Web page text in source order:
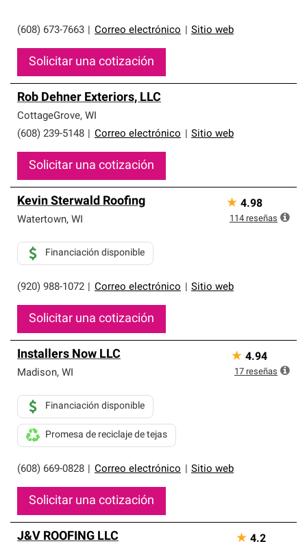
(608) 673-7663 Correo electrónico Sitio web
Solicitar una cotización
Rob Dehner Exteriors, LLC
CottageGrove, WI
(608) 239-5148
Correo electrónico Sitio web
Solicitar una cotización
Kevin Sterwald Roofing
Watertown, WI
(920) 988-1072 Correo electrónico Sitio web
Financiación disponible
Solicitar una cotización
★ 4.98
114 reseñas
Installers Now LLC
Madison, WI
(608) 669-0828 Correo electrónico Sitio web
Financiación disponible
Promesa de reciclaje de tejas
Solicitar una cotización
★ 4.94
17 reseñas
J&V ROOFING LLC ★ 4.2